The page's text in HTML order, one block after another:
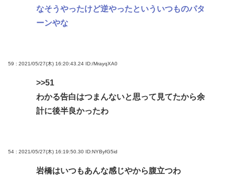
なそうやったけど逆やったといういつものパタ
ーンやな
59 : 2021/05/27(木) 16:20:43.24 ID:/MrayqXA0
>>51
わかる告白はつまんないと思って見てたから余
計に後半良かったわ
54 : 2021/05/27(木) 16:19:50.30 ID:NYByfG5id
岩橋はいつもあんな感じやから腹立つわ